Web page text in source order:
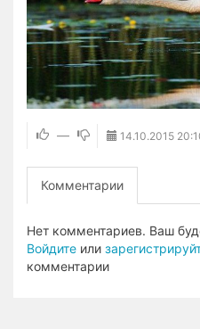
— 14.10.2015
Комментарии
Нет комментариев. Ваш
Войдите или
комментарии